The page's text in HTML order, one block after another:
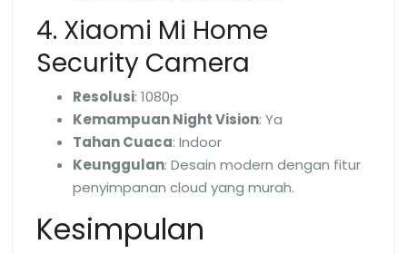
4. Xiaomi Mi Home
Security Camera
Resolusi: 1080p
Kemampuan Night Vision: Ya
Tahan Cuaca: Indoor
Keunggulan: Desain modern dengan fitur
penyimpanan cloud yang murah.
Kesimpulan